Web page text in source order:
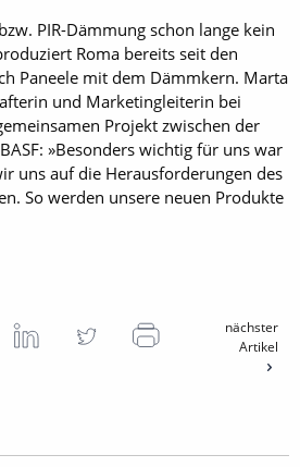
PIR-Dämmung schon lange kein
Roma bereits seit den
Paneele mit dem Dämmkern. Marta
und Marketingleiterin bei
Projekt zwischen der
»Besonders wichtig für uns war
uns auf die Herausforderungen des
So werden unsere neuen Produkte
nächster
Artikel